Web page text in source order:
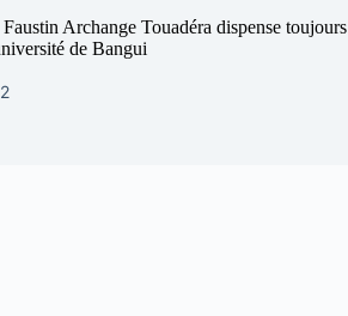
Archange Touadéra dispense toujours
de Bangui